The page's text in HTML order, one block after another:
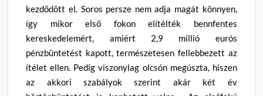
kezdődött el. Soros persze nem adja magát könnyen,
így mikor első fokon elítélték bennfentes
kereskedelemért, amiért 2,9 millió eurós
pénzbüntetést kapott, természetesen fellebbezett az
ítélet ellen. Pedig viszonylag olcsón megúszta, hiszen
az akkori szabályok szerint akár két év